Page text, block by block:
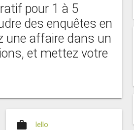
pour 1 à 5
des enquêtes en
une affaire dans un
et mettez votre
work Iello